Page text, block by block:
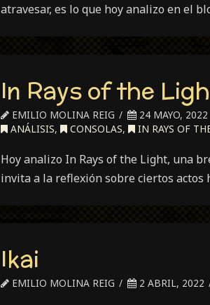
atravesar, es lo que hoy analizo en el
In Rays of the
EMILIO MOLINA REIG
24 MAYO, 2022
ANÁLISIS, CONSOLAS, IN RAYS OF
Hoy analizo In Rays of the Light, una
invita a la reflexión sobre ciertos actos
Ikai
EMILIO MOLINA REIG 2 ABRIL, 2022